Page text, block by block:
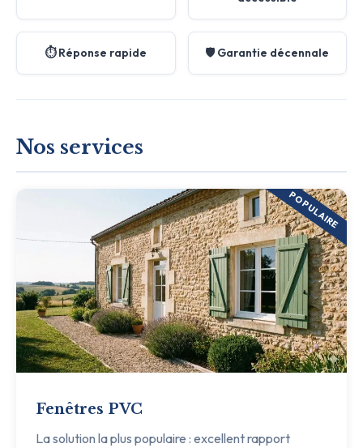
⏱️ Réponse rapide 🛡️ Garantie décennale
Nos services
POPULAIRE
Fenêtres PVC
La solution la plus populaire : excellent rapport